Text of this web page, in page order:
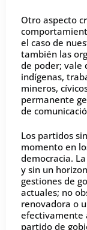
Otro aspecto
el caso de
también las
de poder; vale
indígenas,
mineros,
permanente
de
Los partidos
momento en
democracia.
y sin un
gestiones de
actuales; no
renovadora o
efectivamente
partido de